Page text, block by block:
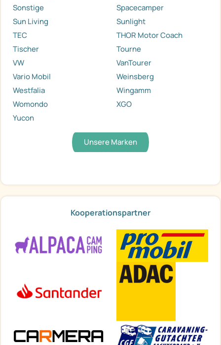
Sonstige
Spacecamper
Sun Living
Sunlight
TEC
THOR Motor Coach
Tischer
Tourne
VW
VanTourer
Vario Mobil
Weinsberg
Westfalia
Wingamm
Womondo
XGO
Yucon
Unsere Marken
Kooperationspartner